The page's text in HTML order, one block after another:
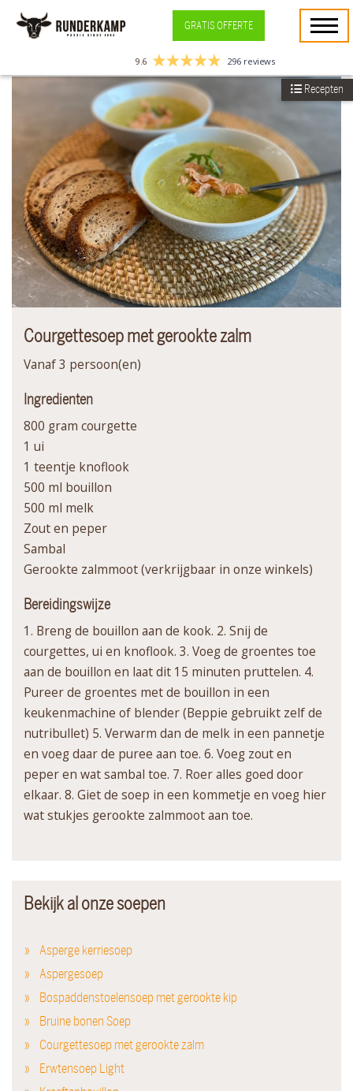
GRATIS OFFERTE
9.6 296 reviews
Courgettesoep met gerookte zalm
Vanaf 3 persoon(en)
Ingredienten
800 gram courgette
1 ui
1 teentje knoflook
500 ml bouillon
500 ml melk
Zout en peper
Sambal
Gerookte zalmmoot (verkrijgbaar in onze winkels)
Bereidingswijze
1. Breng de bouillon aan de kook. 2. Snij de
courgettes, ui en knoflook. 3. Voeg de groentes toe
aan de bouillon en laat dit 15 minuten pruttelen. 4.
Pureer de groentes met de bouillon in een
keukenmachine of blender (Beppie gebruikt zelf de
nutribullet) 5. Verwarm dan de melk in een pannetje
en voeg daar de puree aan toe. 6. Voeg zout en
peper en wat sambal toe. 7. Roer alles goed door
elkaar. 8. Giet de soep in een kommetje en voeg hier
wat stukjes gerookte zalmmoot aan toe.
Bekijk al onze soepen
Asperge kerriesoep
Aspergesoep
Bospaddenstoelensoep met gerookte kip
Bruine bonen Soep
Courgettesoep met gerookte zalm
Erwtensoep Light
Recepten